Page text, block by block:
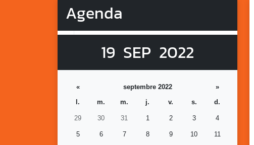
Agenda
19 SEP 2022
« septembre 2022
»
l.
m. m. j. v. s. d.
29 30 31 1 2 3 4
5 6 7 8 9 10 11